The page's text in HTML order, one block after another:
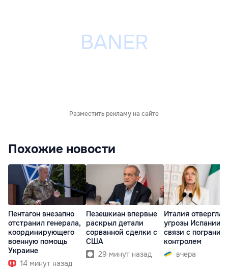
Разместить рекламу на сайте
Похожие новости
Пентагон внезапно
отстранил генерала,
координирующего
военную помощь
Украине
14 минут назад
Пезешкиан впервые
раскрыл детали
сорванной сделки с
США
29 минут назад
Италия отвергла
угрозы Испании в
связи с
контролем
вчера